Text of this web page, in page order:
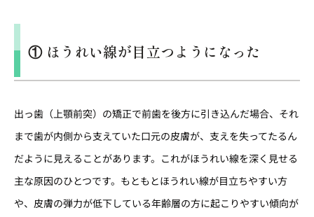
① ほうれい線が目立つようになった
出っ歯（上顎前突）の矯正で前歯を後方に引き込んだ場合、それ
まで歯が内側から支えていた口元の皮膚が、支えを失ってたるん
だように見えることがあります。これがほうれい線を深く見せる
主な原因のひとつです。もともとほうれい線が目立ちやすい方
や、皮膚の弾力が低下している年齢層の方に起こりやすい傾向が